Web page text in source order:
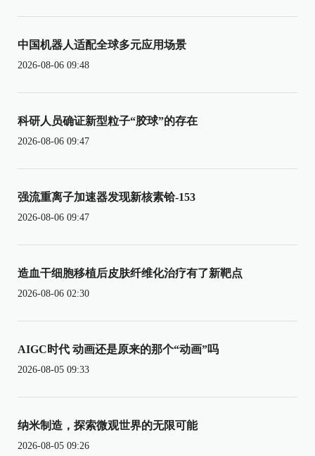
中国机器人适配全球多元应用场景
2026-08-06 09:48
科研人员确证新型粒子“胶球”的存在
2026-08-06 09:47
强流重离子加速器发现新核素铪-153
2026-08-06 09:47
造血干细胞移植后皮肤纤维化治疗有了新靶点
2026-08-06 02:30
AIGC时代 动画还是原来的那个“动画”吗
2026-08-05 09:33
纳米制造，探索微观世界的无限可能
2026-08-05 09:26